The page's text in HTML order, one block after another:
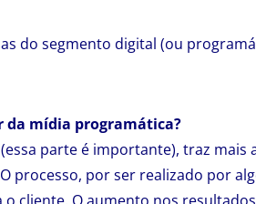
do segmento digital (ou
da mídia programática?
parte é importante), traz mais
processo, por ser realizado por